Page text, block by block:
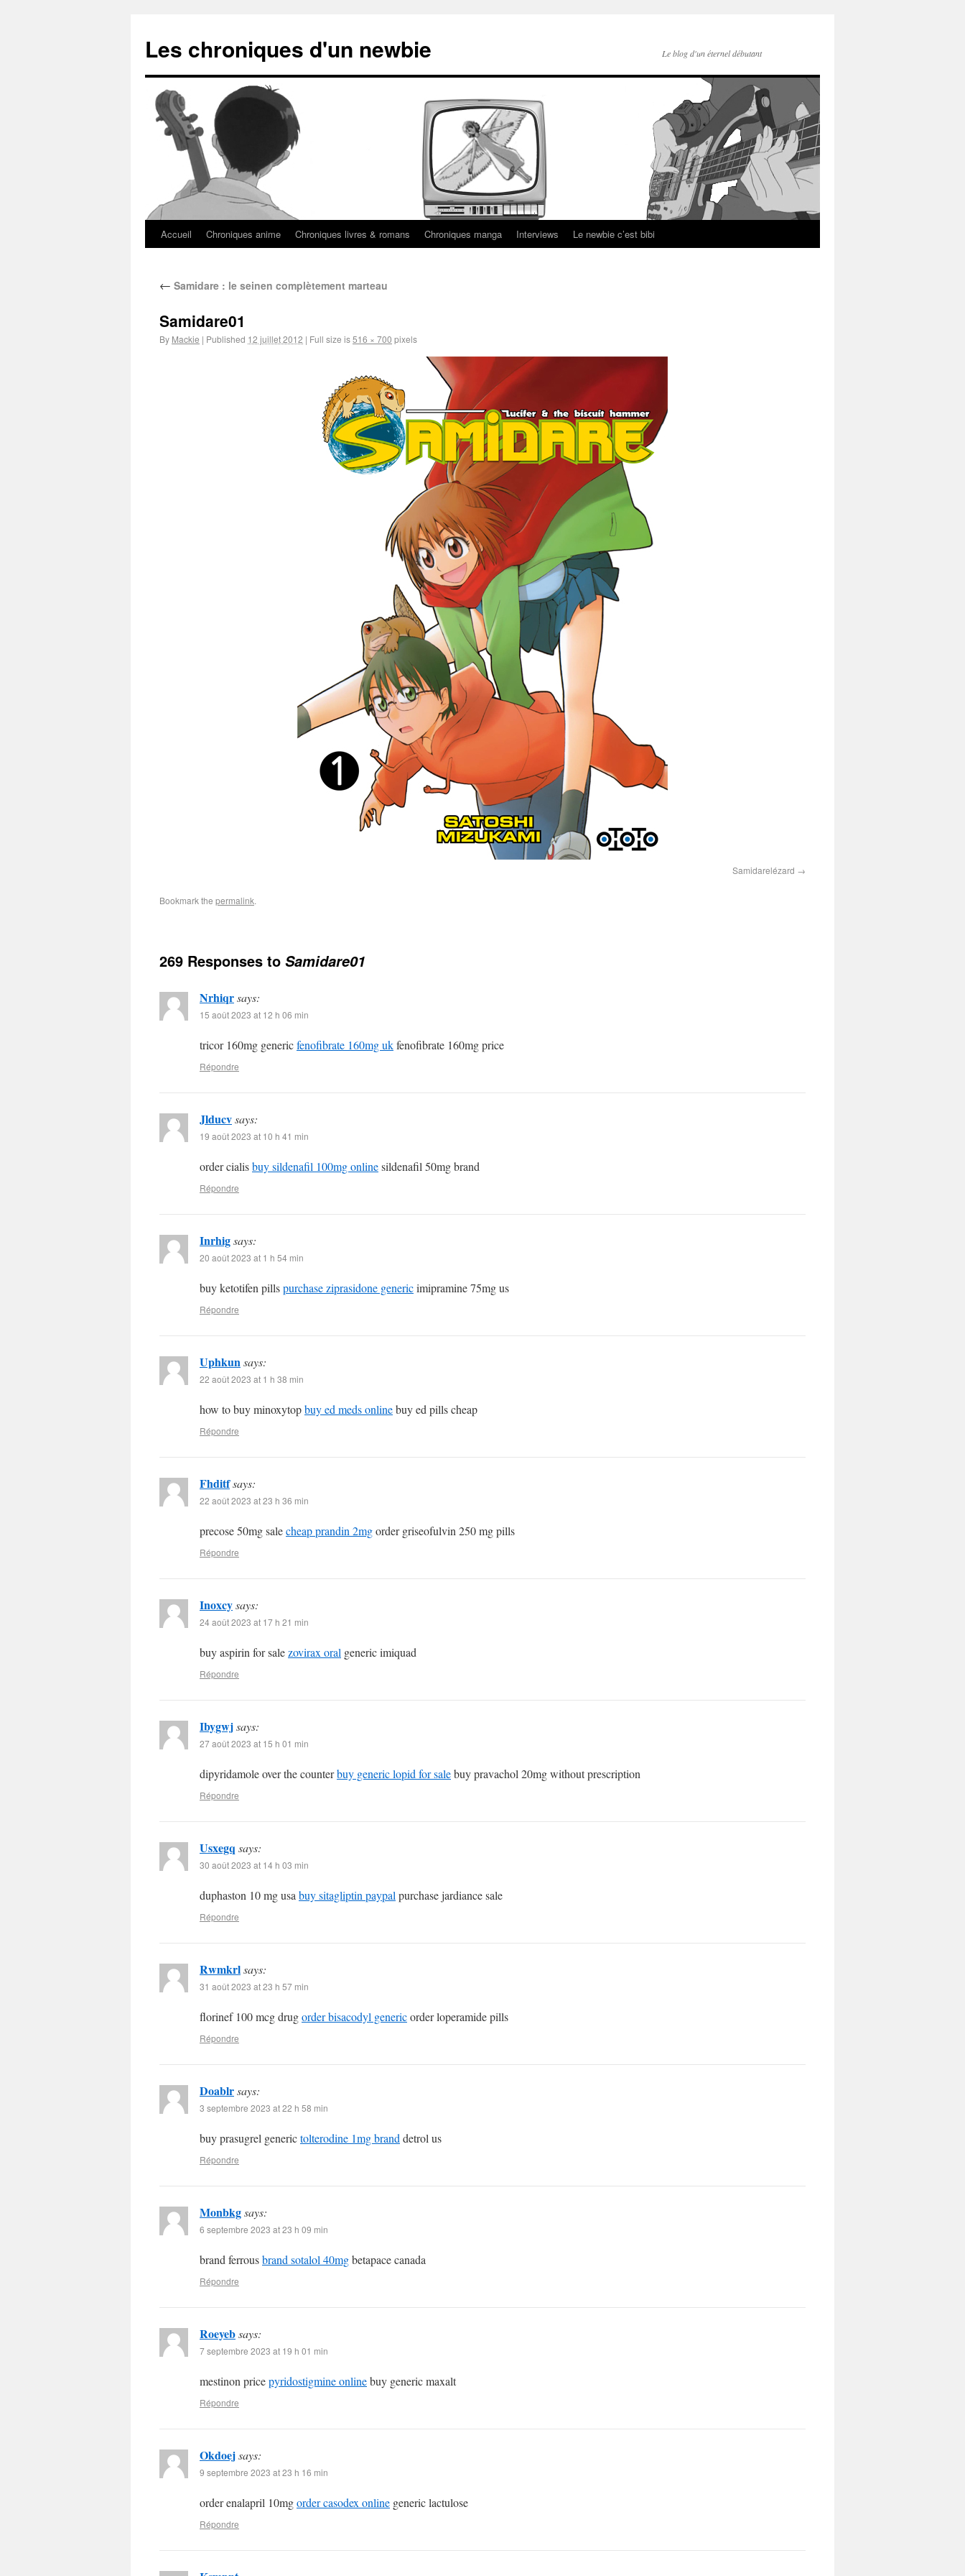
Les chroniques d'un newbie Le blog d'un éternel débutant
Accueil Chroniques anime Chroniques livres & romans Chroniques manga Interviews Le newbie c’est bibi
← Samidare : le seinen complètement marteau
Samidare01
By Mackie | Published 12 juillet 2012 | Full size is516 × 700 pixels
Samidarelézard
Bookmark the permalink.
269 Responses to Samidare01
Nrhiqrsays:
15 août 2023 at 12 h 06 min
tricor 160mg genericfenofibrate 160mg ukfenofibrate 160mg price
Répondre
Jlducvsays:
19 août 2023 at 10 h 41 min
order cialisbuy sildenafil 100mg onlinesildenafil 50mg brand
Répondre
Inrhigsays:
20 août 2023 at 1 h 54 min
buy ketotifen pillspurchase ziprasidone genericimipramine 75mg us
Répondre
Uphkunsays:
22 août 2023 at 1 h 38 min
how to buy minoxytopbuy ed meds onlinebuy ed pills cheap
Répondre
Fhditfsays:
22 août 2023 at 23 h 36 min
precose 50mg salecheap prandin 2mgorder griseofulvin 250 mg pills
Répondre
Inoxcysays:
24 août 2023 at 17 h 21 min
buy aspirin for salezovirax oral generic imiquad
Répondre
Ibygwjsays:
27 août 2023 at 15 h 01 min
dipyridamole over the counterbuy generic lopid for salebuy pravachol 20mg without prescription
Répondre
Usxegq says:
30 août 2023 at 14 h 03 min
duphaston 10 mg usa buy sitagliptin paypal purchase jardiance sale
Répondre
Rwmkrlsays:
31 août 2023 at 23 h 57 min
florinef 100 mcg drugorder bisacodyl genericorder loperamide pills
Répondre
Doablrsays:
3 septembre 2023 at 22 h 58 min
buy prasugrel generictolterodine 1mg brand detrol us
Répondre
Monbkgsays:
6 septembre 2023 at 23 h 09 min
brand ferrousbrand sotalol 40mgbetapace canada
Répondre
Roeyebsays:
7 septembre 2023 at 19 h 01 min
mestinon pricepyridostigmine onlinebuy generic maxalt
Répondre
Okdoejsays:
9 septembre 2023 at 23 h 16 min
order enalapril 10mgorder casodex online generic lactulose
Répondre